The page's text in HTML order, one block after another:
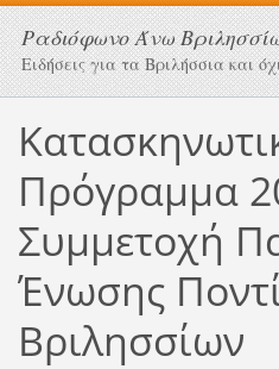
Ραδιόφωνο Άνω
Ειδήσεις για τα Βριλήσσια και
Πρόγραμμα
Συμμετοχή
Ένωσης
Βριλησσίων